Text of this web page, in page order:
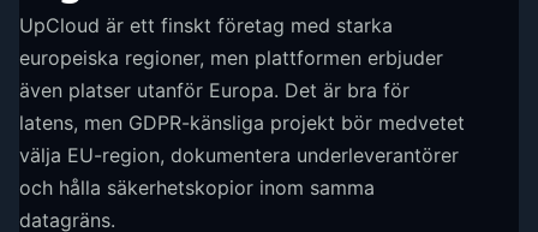
UpCloud är ett finskt företag med starka
europeiska regioner, men plattformen erbjuder
även platser utanför Europa. Det är bra för
latens, men GDPR-känsliga projekt bör medvetet
välja EU-region, dokumentera underleverantörer
och hålla säkerhetskopior inom samma
datagräns.